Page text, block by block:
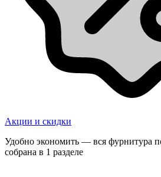
Акции и скидки
Удобно экономить — вся фурнитура
собрана в 1 разделе